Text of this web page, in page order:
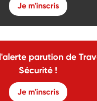
Je m'inscris
parution de
Sécurité !
Je m'inscris